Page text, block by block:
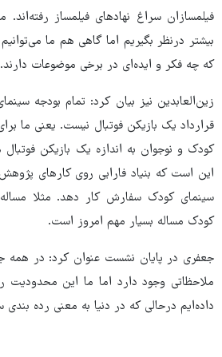
فیلمسازان سراغ نهادهای فیلمساز رفته‌اند.
بیشتر درنظر بگیریم اما گاهی هم ما
که چه فکر و ایده‌ای در برخی موضوعات دارند.
زین‌العابدین نیز بیان کرد: تمام بودجه
کودک و نوجوان به اندازه یک بازیکن فوتبال
این است که بنیاد فارابی روی کارهای
سینمای کودک سفارش کار دهد.‌ مثلا
کودک مساله بسیار مهم امروز است.
جعفری در پایان نشست عنوان کرد: در همه‌
ملاحظاتی وجود دارد اما ما این محدودیت
داده‌ایم درحالی که در دنیا به معنی رده